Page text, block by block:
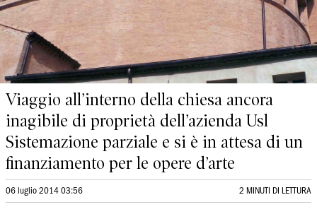
Viaggio all’interno della chiesa ancora
inagibile di proprietà dell’azienda Usl
Sistemazione parziale e si è in attesa di un
finanziamento per le opere d’arte
06 luglio 2014 03:56 2 MINUTI DI LETTURA